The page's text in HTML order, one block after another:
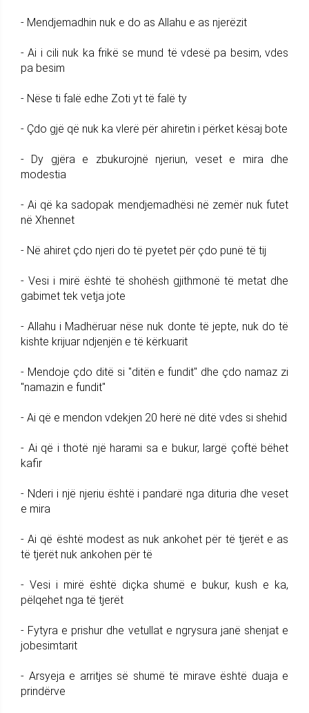
- Mendjemadhin nuk e do as Allahu e as njerëzit
- Ai i cili nuk ka frikë se mund të vdesë pa besim, vdes
pa besim
- Nëse ti falë edhe Zoti yt të falë ty
- Çdo gjë që nuk ka vlerë për ahiretin i përket kësaj bote
- Dy gjëra e zbukurojnë njeriun, veset e mira dhe
modestia
- Ai që ka sadopak mendjemadhësi në zemër nuk futet
në Xhennet
- Në ahiret çdo njeri do të pyetet për çdo punë të tij
- Vesi i mirë është të shohësh gjithmonë të metat dhe
gabimet tek vetja jote
- Allahu i Madhëruar nëse nuk donte të jepte, nuk do të
kishte krijuar ndjenjën e të kërkuarit
- Mendoje çdo ditë si "ditën e fundit" dhe çdo namaz zi
"namazin e fundit"
- Ai që e mendon vdekjen 20 herë në ditë vdes si shehid
- Ai që i thotë një harami sa e bukur, largë çoftë bëhet
kafir
- Nderi i një njeriu është i pandarë nga dituria dhe veset
e mira
- Ai që është modest as nuk ankohet për të tjerët e as
të tjerët nuk ankohen për të
- Vesi i mirë është diçka shumë e bukur, kush e ka,
pëlqehet nga të tjerët
- Fytyra e prishur dhe vetullat e ngrysura janë shenjat e
jobesimtarit
- Arsyeja e arritjes së shumë të mirave është duaja e
prindërve